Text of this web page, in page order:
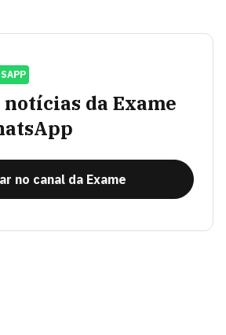
notícias da Exame
no canal da Exame